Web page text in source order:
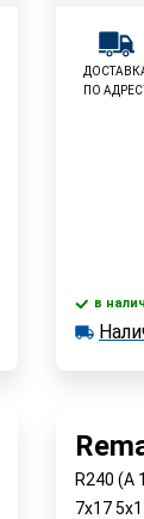
ПО
в
в
R240 (A
7x17